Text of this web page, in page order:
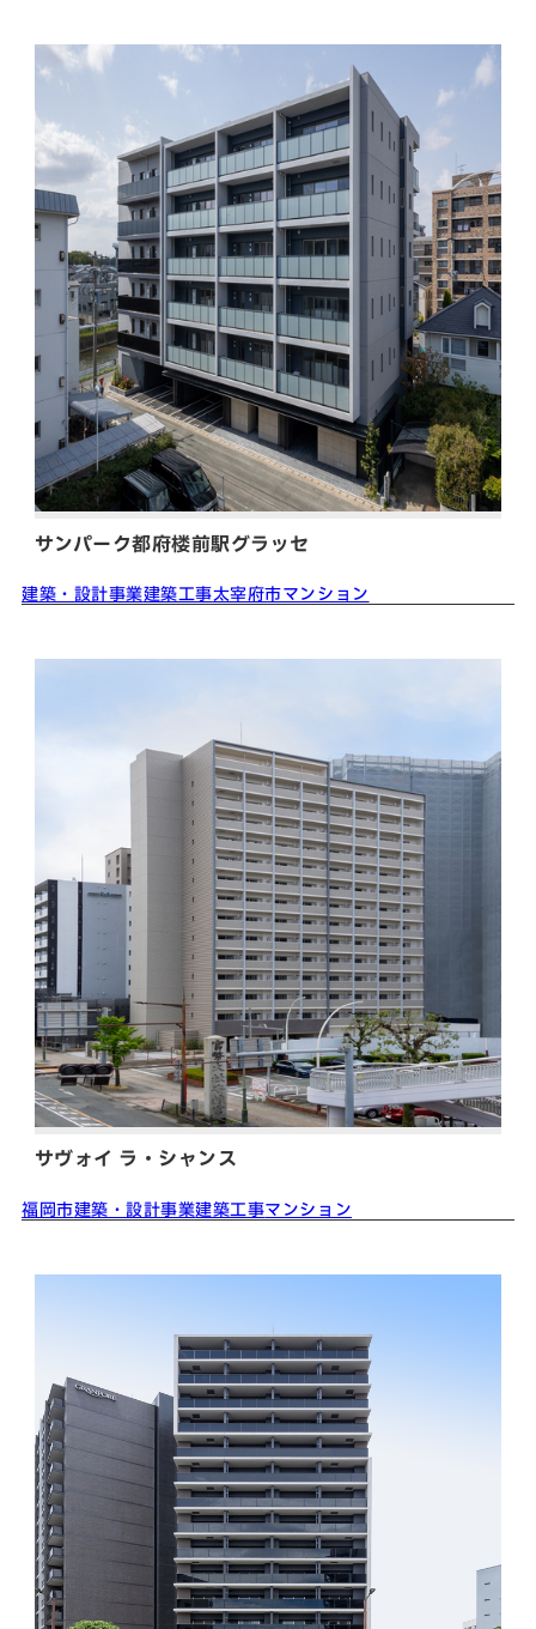
サンパーク都府楼前駅グラッセ
建築・設計事業建築工事太宰府市マンション
サヴォイ ラ・シャンス
福岡市建築・設計事業建築工事マンション